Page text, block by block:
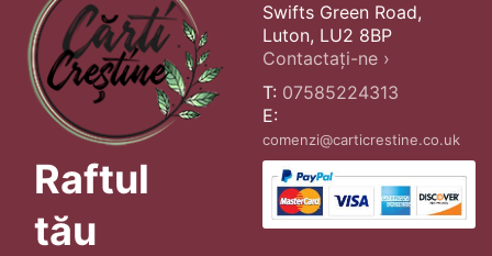
Raftul
tău
Swifts Green Road,
Luton, LU2 8BP
Contactați-ne ›
T: 07585224313
E:
comenzi@carticrestine.co.uk